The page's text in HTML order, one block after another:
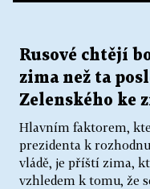
Rusové chtějí
zima než ta
Zelenského ke
Hlavním faktorem,
prezidenta k
vládě, je příští zima,
vzhledem k tomu, že